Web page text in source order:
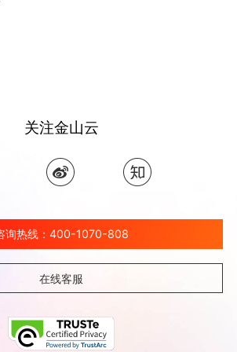
关注金山云
询热线：400-1070-808
在线客服